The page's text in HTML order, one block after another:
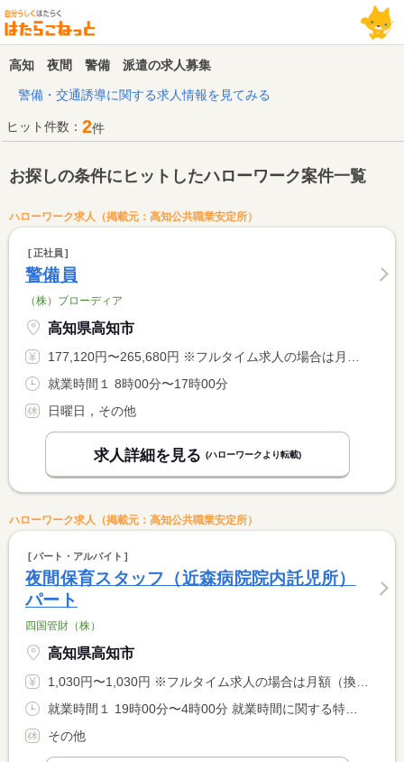
高知 夜間 警備 派遣の求人募集
警備・交通誘導に関する求人情報を見てみる
ヒット件数： 2件
お探しの条件にヒットしたハローワーク案件一覧
ハローワーク求人（掲載元：高知公共職業安定所）
正社員
警備員
（株）ブローディア
高知県高知市
177,120円〜265,680円 ※フルタイム求人の場合は月額（換算額）、パート求人の場合は時間額を表示しています。
就業時間１ 8時00分〜17時00分
日曜日，その他
求人詳細を見る (ハローワークより転載)
ハローワーク求人（掲載元：高知公共職業安定所）
パート・アルバイト
夜間保育スタッフ（近森病院院内託児所）
パート
四国管財（株）
高知県高知市
1,030円〜1,030円 ※フルタイム求人の場合は月額（換算額）、パート求人の場合は時間額を表示しています。
その他